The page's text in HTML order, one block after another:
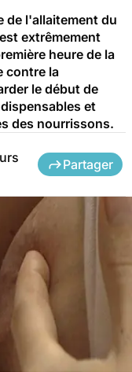
de l'allaitement du
extrêmement
heure de la
contre la
le début de
et
des nourrissons.
Partager